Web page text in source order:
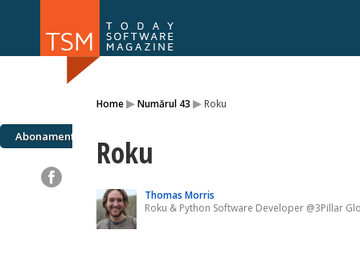
Home▸Numărul 43 ▸ Roku
Abonamente Roku
Thomas Morris
Roku & Python Software Developer @3Pillar